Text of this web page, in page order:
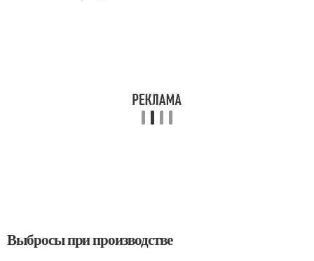
Выбросы при производстве